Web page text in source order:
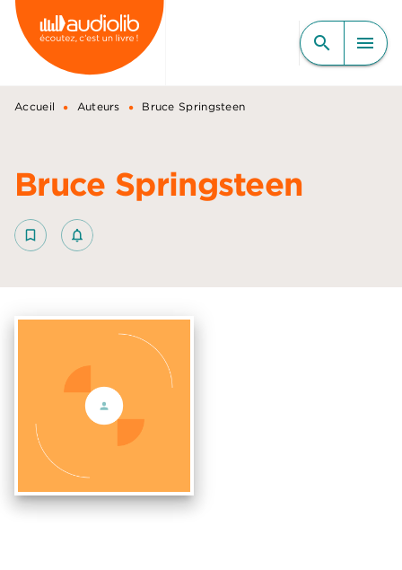
MENU RECHERCHE
CONTENU
PIED DE PAGE
search menu
Accueil • Auteurs • Bruce Springsteen
Bruce Springsteen
bookmark_border notifications_none_outlined